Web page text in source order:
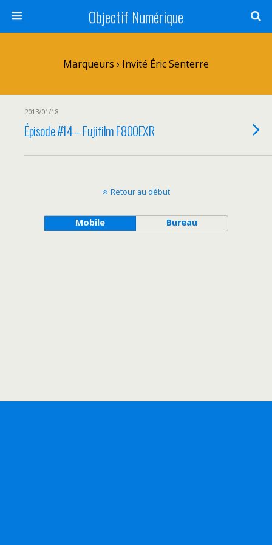
Objectif Numérique
Marqueurs › Invité Éric Senterre
2013/01/18
Épisode #14 – Fujifilm F800EXR
Retour au début
Mobile Bureau